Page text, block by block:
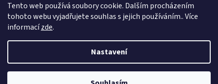
Tento web používá soubory cookie. Dalším procházením
tohoto webu vyjadřujete souhlas s jejich používáním.. Více
informacízde.
Nastavení
Copyright 2026Retrostyl.cz. Všechna práva vyhrazena.